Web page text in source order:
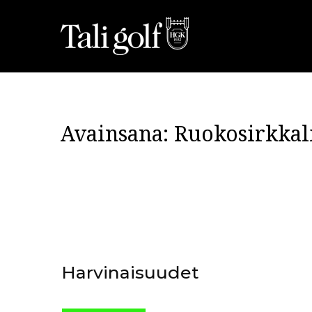
Avainsana:
Harvinaisuudet